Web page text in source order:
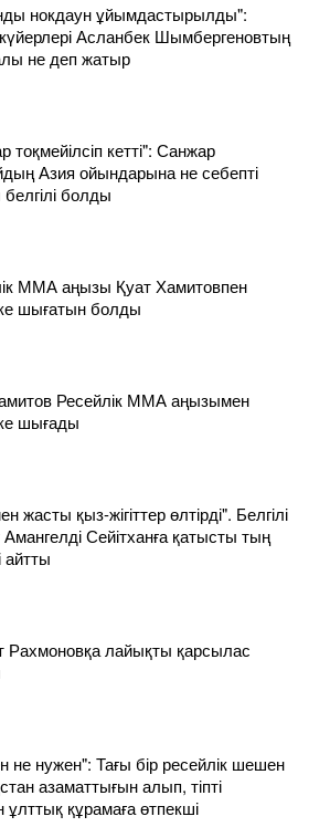
нокдаун ұйымдастырылды":
Асланбек Шымбергеновтың
не деп жатыр
тоқмейілсіп кетті": Санжар
Азия ойындарына не себепті
болды
ММА аңызы Қуат Хамитовпен
шығатын болды
Ресейлік ММА аңызымен
шығады
жасты қыз-жігіттер өлтірді". Белгілі
Сейітханға қатысты тың
айтты
Рахмоновқа лайықты қарсылас
не нужен": Тағы бір ресейлік шешен
азаматтығын алып, тіпті
құрамаға өтпекші